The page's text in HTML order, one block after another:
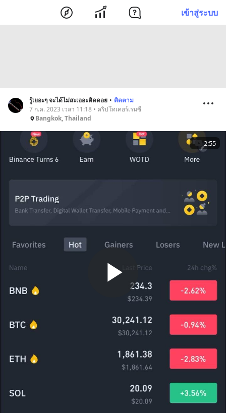
เข้าสู่ระบบ
รู้เยอะๆ จะได้ไม่สะเออะติดดอย • ติดตาม
7 ก.ค. 2023 เวลา 11:18 • คริปโทเคอร์เรนซี
Bangkok, Thailand
2:55